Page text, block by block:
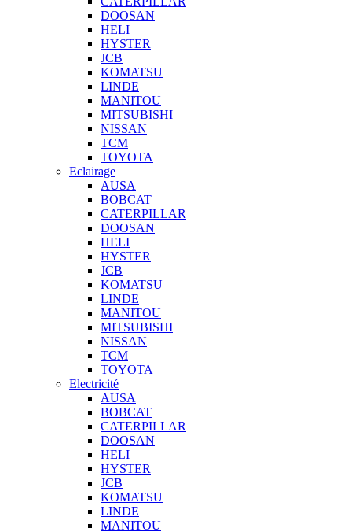
DOOSAN
HELI
HYSTER
JCB
KOMATSU
LINDE
MANITOU
MITSUBISHI
NISSAN
TCM
TOYOTA
Eclairage
AUSA
BOBCAT
CATERPILLAR
DOOSAN
HELI
HYSTER
JCB
KOMATSU
LINDE
MANITOU
MITSUBISHI
NISSAN
TCM
TOYOTA
Electricité
AUSA
BOBCAT
CATERPILLAR
DOOSAN
HELI
HYSTER
JCB
KOMATSU
LINDE
MANITOU